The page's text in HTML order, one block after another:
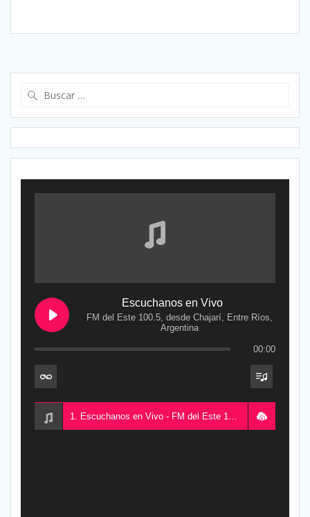
Escuchanos en Vivo
FM del Este 100.5, desde Chajarí, Entre Ríos,
Argentina
00:00
1. Escuchanos en Vivo - FM del Este 100.5, desde Chajarí, Entre Ríos, Argentina